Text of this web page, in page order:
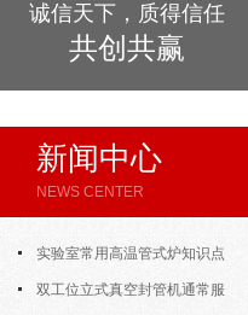
诚信天下，质得信任
共创共赢
新闻中心
NEWS CENTER
实验室常用高温管式炉知识点
汇总，新手快速上手
双工位立式真空封管机通常服